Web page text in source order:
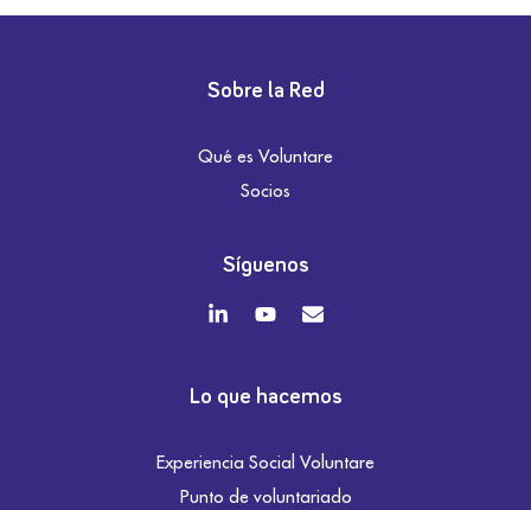
Sobre la Red
Qué es Voluntare
Socios
Síguenos
Lo que hacemos
Experiencia Social Voluntare
Punto de voluntariado